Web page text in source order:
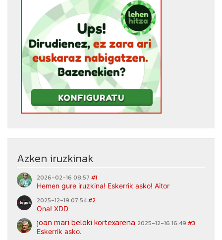
Azken iruzkinak
2026-02-16 08:57 #1
Hemen gure iruzkina! Eskerrik asko! Aitor
2025-12-19 07:54#2
Ona! XDD
joan mari beloki kortexarena 2025-12-16 16:49 #3
Eskerrik asko.